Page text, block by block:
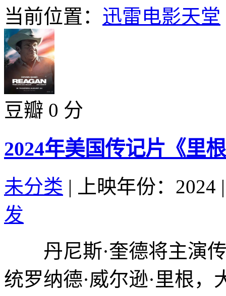
当前位置： 迅雷电影天堂
豆瓣 0 分
2024年美国传记片《里
未分类 | 上映年份：2024 |
发
丹尼斯·奎德将主演传
统罗纳德·威尔逊·里根